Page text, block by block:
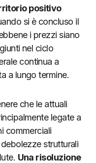
positivo
si è concluso il
i prezzi siano
nel ciclo
continua a
a lungo termine.
che le attuali
legate a
commerciali
strutturali
Una risoluzione